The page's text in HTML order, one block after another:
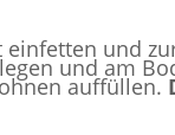
und
und am
auffüllen.